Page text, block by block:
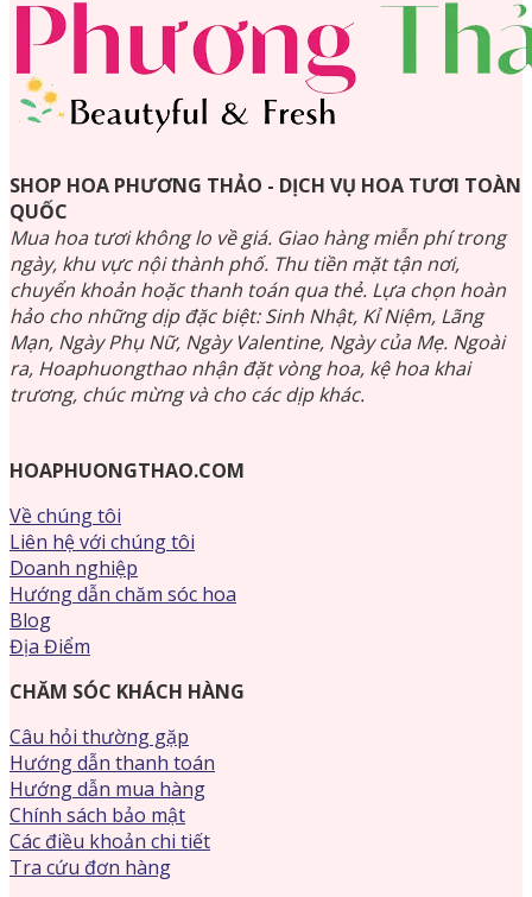
SHOP HOA PHƯƠNG THẢO - DỊCH VỤ HOA TƯƠI TOÀN
QUỐC
Mua hoa tươi không lo về giá. Giao hàng miễn phí trong
ngày, khu vực nội thành phố. Thu tiền mặt tận nơi,
chuyển khoản hoặc thanh toán qua thẻ. Lựa chọn hoàn
hảo cho những dịp đặc biệt: Sinh Nhật, Kỉ Niệm, Lãng
Mạn, Ngày Phụ Nữ, Ngày Valentine, Ngày của Mẹ. Ngoài
ra, Hoaphuongthao nhận đặt vòng hoa, kệ hoa khai
trương, chúc mừng và cho các dịp khác.
HOAPHUONGTHAO.COM
Về chúng tôi
Liên hệ với chúng tôi
Doanh nghiệp
Hướng dẫn chăm sóc hoa
Blog
Địa Điểm
CHĂM SÓC KHÁCH HÀNG
Câu hỏi thường gặp
Hướng dẫn thanh toán
Hướng dẫn mua hàng
Chính sách bảo mật
Các điều khoản chi tiết
Tra cứu đơn hàng